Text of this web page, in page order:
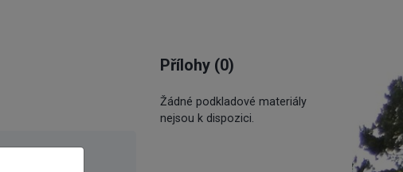
Přílohy (0)
Žádné podkladové materiály
nejsou k dispozici.